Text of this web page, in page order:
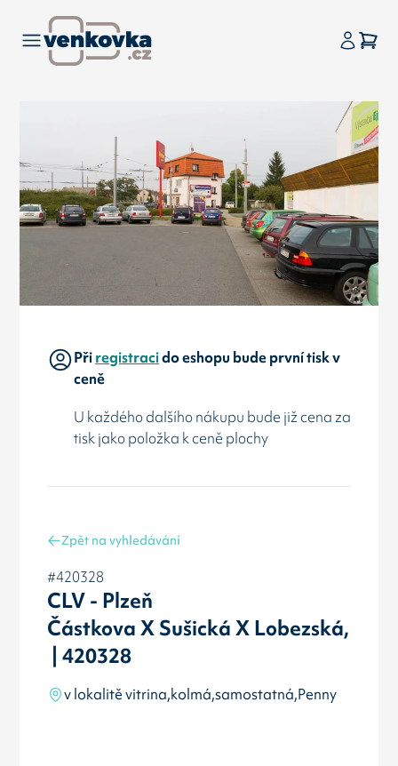
Přiregistracido eshopu bude první tisk v
ceně
U každého dalšího nákupu bude již cena za
tisk jako položka k ceně plochy
Zpět na vyhledávání
#420328
CLV - Plzeň
Částkova X Sušická X Lobezská,
| 420328
v lokalitě vitrina,kolmá,samostatná,Penny